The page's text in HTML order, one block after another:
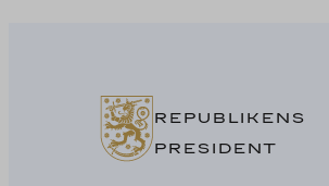
REPUBLIKENS
PRESIDENT